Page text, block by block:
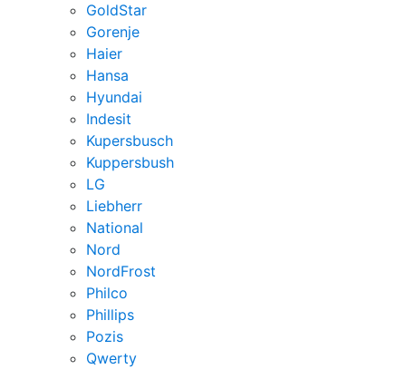
GoldStar
Gorenje
Haier
Hansa
Hyundai
Indesit
Kupersbusch
Kuppersbush
LG
Liebherr
National
Nord
NordFrost
Philco
Phillips
Pozis
Qwerty